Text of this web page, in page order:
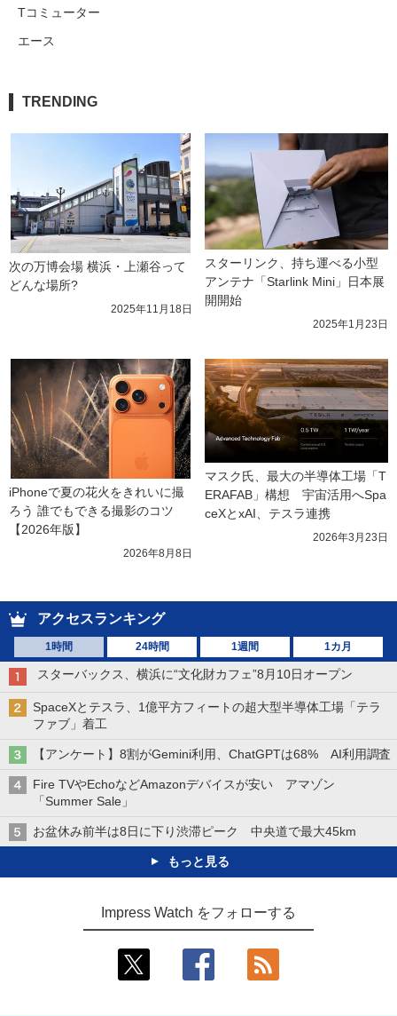
Tコミューター
エース
TRENDING
次の万博会場 横浜・上瀬谷って
どんな場所?
2025年11月18日
スターリンク、持ち運べる小型
アンテナ「Starlink Mini」日本展
開開始
2025年1月23日
iPhoneで夏の花火をきれいに撮
ろう 誰でもできる撮影のコツ
【2026年版】
2026年8月8日
マスク氏、最大の半導体工場「T
ERAFAB」構想　宇宙活用へSpa
ceXとxAI、テスラ連携
2026年3月23日
アクセスランキング
1時間 24時間 1週間 1カ月
スターバックス、横浜に“文化財カフェ”8月10日オープン
SpaceXとテスラ、1億平方フィートの超大型半導体工場「テラ
ファブ」着工
【アンケート】8割がGemini利用、ChatGPTは68% AI利用調査
Fire TVやEchoなどAmazonデバイスが安い アマゾン
「Summer Sale」
お盆休み前半は8日に下り渋滞ピーク 中央道で最大45km
もっと見る
Impress Watch をフォローする